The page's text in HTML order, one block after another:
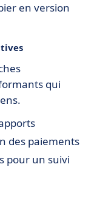
en version
qui
des paiements
pour un suivi